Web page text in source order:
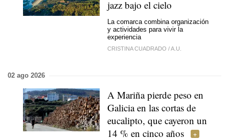
jazz bajo el cielo
La comarca combina organización
y actividades para vivir la
experiencia
CRISTINA CUADRADO /A.U.
02 ago 2026
A Mariña pierde peso en
Galicia en las cortas de
eucalipto, que cayeron un
14 % en cinco años